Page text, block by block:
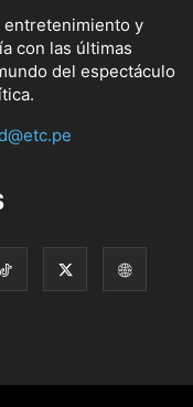
entretenimiento y
con las últimas
del espectáculo